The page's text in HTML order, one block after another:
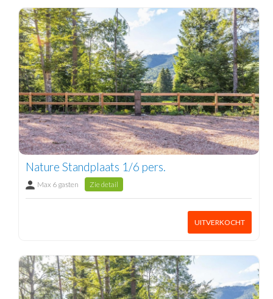
Nature Standplaats 1/6 pers.
Max 6 gasten Zie detail
UITVERKOCHT